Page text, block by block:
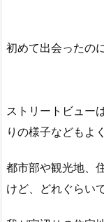
初めて出会ったの
ストリートビュー
りの様子などもよ
都市部や観光地、
けど、どれぐらい